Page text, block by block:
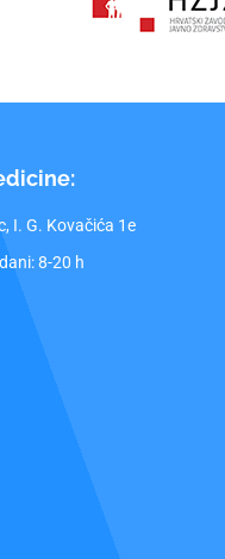
I. G. Kovačića 1e
8-20 h